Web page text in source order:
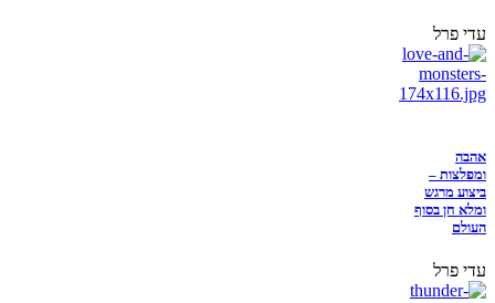
עדי פרל
אהבה
ומפלצות –
ביצוע מרגש
ומלא חן בסוף
העולם
עדי פרל